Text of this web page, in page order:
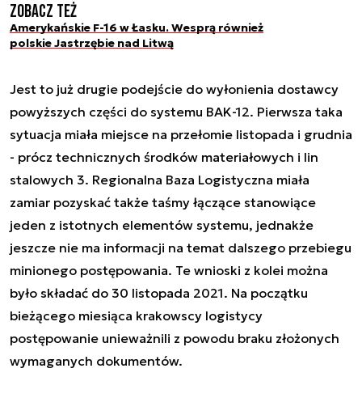
Zobacz też
Amerykańskie F-16 w Łasku. Wesprą również
polskie Jastrzębie nad Litwą
Jest to już drugie podejście do wyłonienia dostawcy
powyższych części do systemu BAK-12. Pierwsza taka
sytuacja miała miejsce na przełomie listopada i grudnia
- prócz technicznych środków materiałowych i lin
stalowych 3. Regionalna Baza Logistyczna miała
zamiar pozyskać także taśmy łączące stanowiące
jeden z istotnych elementów systemu, jednakże
jeszcze nie ma informacji na temat dalszego przebiegu
minionego postępowania. Te wnioski z kolei można
było składać do 30 listopada 2021. Na początku
bieżącego miesiąca krakowscy logistycy
postępowanie unieważnili z powodu braku złożonych
wymaganych dokumentów.